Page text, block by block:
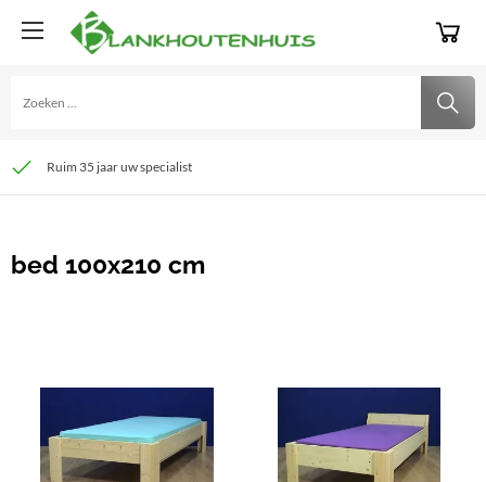
Ruim 35 jaar uw specialist
Fysieke winkel
Afleveren in Nederland en België
bed 100x210 cm